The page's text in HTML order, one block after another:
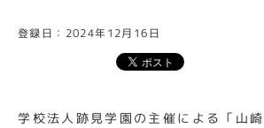
登録日：2024年12月16日
学校法人跡見学園の主催による「山